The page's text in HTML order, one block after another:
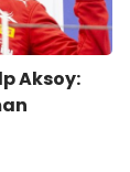
Aksoy: